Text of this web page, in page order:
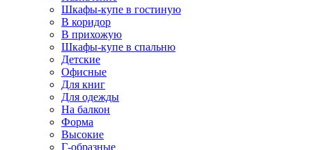
Шкафы-купе в гостиную
В коридор
В прихожую
Шкафы-купе в спальню
Детские
Офисные
Для книг
Для одежды
На балкон
Форма
Высокие
Г-образные